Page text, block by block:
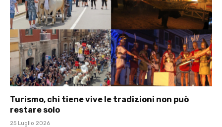
Turismo, chi tiene vive le tradizioni non può
restare solo
25 Luglio 2026